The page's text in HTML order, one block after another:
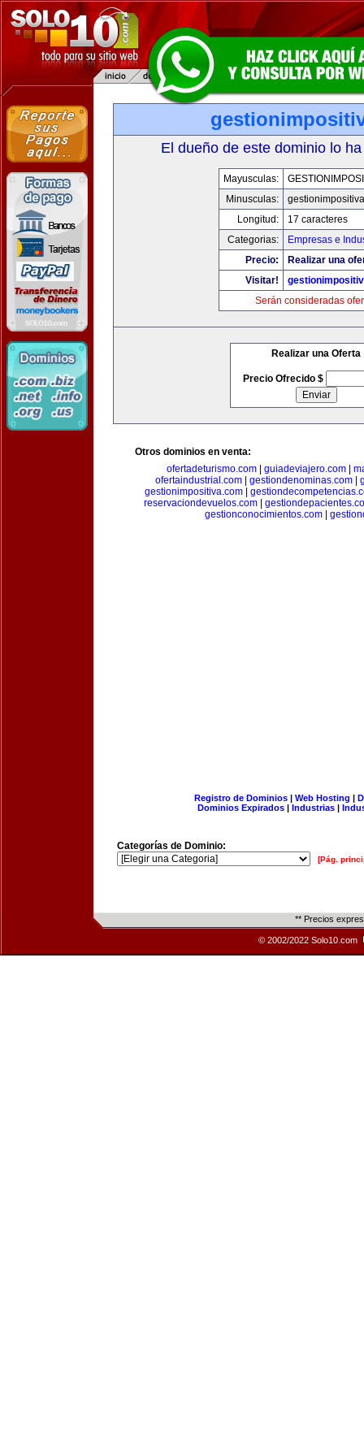
El dueño de este dominio lo
Mayusculas:
Minusculas:
Longitud:
17 caracteres
Categorias:
Empresas e
Precio:
Realizar una
Visitar!
Serán consideradas
Realizar una Oferta
Precio Ofrecido $
Otros dominios en venta:
ofertadeturismo.com| guiadeviajero.com|
ofertaindustrial.com| gestiondenominas.com|
gestionimpositiva.com
reservaciondevuelos.com
gestionconocimientos.com
Registro de Dominios| Web Hosting |
Dominios Expirados | Industrias |
Categorías de Dominio:
[Pág.
** Precios
© 2002/2022 Solo10.com